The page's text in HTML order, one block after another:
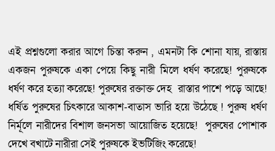
এই প্রশ্নগুলো করার আগে চিন্তা করুন , এমনটা কি শোনা যায়, রাস্তায়
একজন পুরুষকে একা পেয়ে কিছু নারী মিলে ধর্ষণ করেছে! পুরুষকে
ধর্ষণ করে হত্যা করেছে! পুরুষের রক্তাক্ত দেহ রাস্তার পাশে পড়ে আছে!
ধর্ষিত পুরুষের চিৎকারে আকাশ-বাতাস ভারি হয়ে উঠেছে ! পুরুষ ধর্ষণ
নির্মূলে নারীদের বিশাল জনসভা আয়োজিত হয়েছে! পুরুষের পোশাক
দেখে বখাটে নারীরা সেই পুরুষকে ইভটিজিং করেছে!